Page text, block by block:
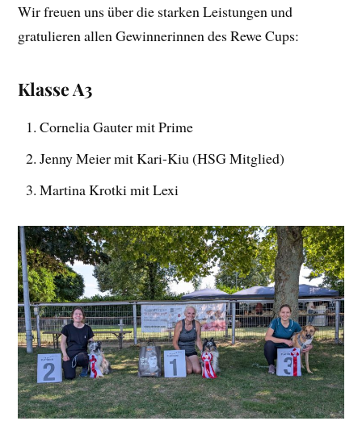
Wir freuen uns über die starken Leistungen und
gratulieren allen Gewinnerinnen des Rewe Cups:
Klasse A3
Cornelia Gauter mit Prime
Jenny Meier mit Kari-Kiu(HSG Mitglied)
Martina Krotki mit Lexi